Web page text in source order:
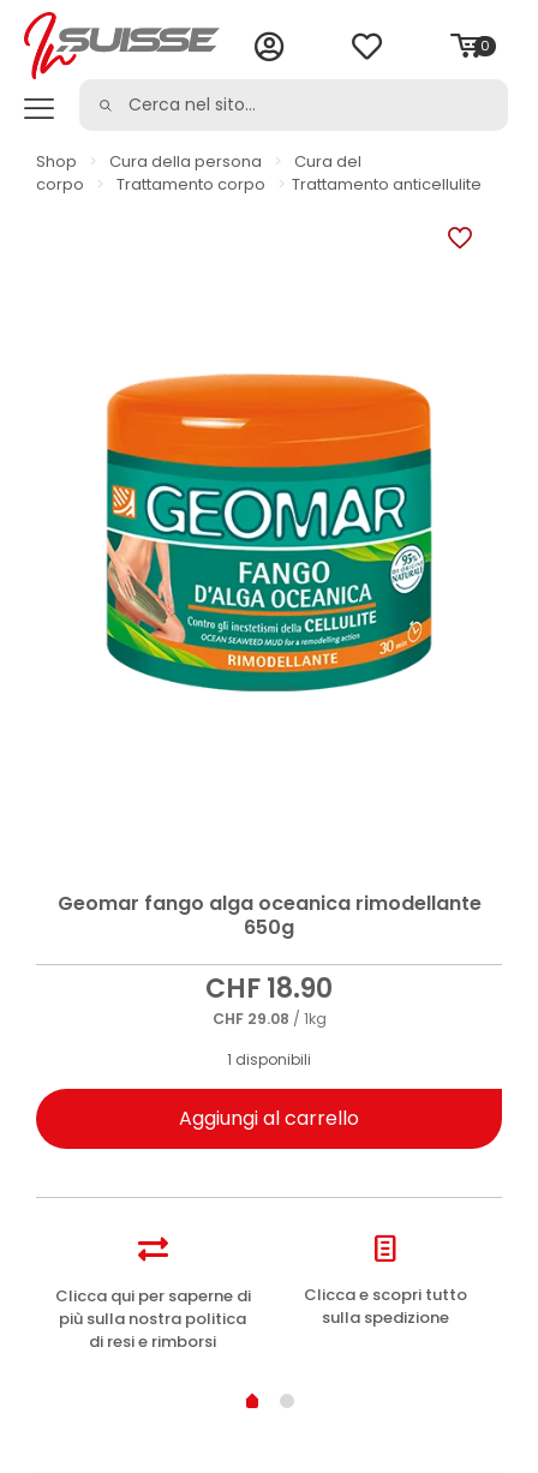
0
Shop > Cura della persona >
Cura del
corpo
> Trattamento corpo > Trattamento anticellulite
Geomar fango alga oceanica rimodellante
650g
CHF18.90
CHF29.08 / 1kg
1 disponibili
Aggiungi al carrello
Clicca qui per saperne di
più sulla nostra politica
di resi e rimborsi
Clicca e scopri tutto
sulla spedizione